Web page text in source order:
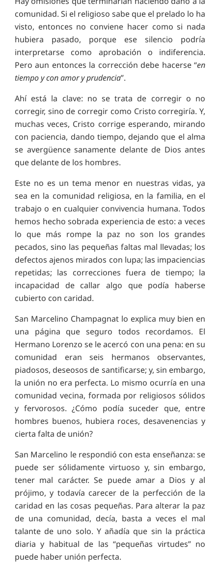
comunidad. Si el religioso sabe que el prelado lo ha
visto, entonces no conviene hacer como si nada
hubiera pasado, porque ese silencio podría
interpretarse como aprobación o indiferencia.
Pero aun entonces la corrección debe hacerse “en
tiempo y con amor y prudencia”.
Ahí está la clave: no se trata de corregir o no
corregir, sino de corregir como Cristo corregiría. Y,
muchas veces, Cristo corrige esperando, mirando
con paciencia, dando tiempo, dejando que el alma
se avergüence sanamente delante de Dios antes
que delante de los hombres.
Este no es un tema menor en nuestras vidas, ya
sea en la comunidad religiosa, en la familia, en el
trabajo o en cualquier convivencia humana. Todos
hemos hecho sobrada experiencia de esto: a veces
lo que más rompe la paz no son los grandes
pecados, sino las pequeñas faltas mal llevadas; los
defectos ajenos mirados con lupa; las impaciencias
repetidas; las correcciones fuera de tiempo; la
incapacidad de callar algo que podía haberse
cubierto con caridad.
San Marcelino Champagnat lo explica muy bien en
una página que seguro todos recordamos. El
Hermano Lorenzo se le acercó con una pena: en su
comunidad eran seis hermanos observantes,
piadosos, deseosos de santificarse; y, sin embargo,
la unión no era perfecta. Lo mismo ocurría en una
comunidad vecina, formada por religiosos sólidos
y fervorosos. ¿Cómo podía suceder que, entre
hombres buenos, hubiera roces, desavenencias y
cierta falta de unión?
San Marcelino le respondió con esta enseñanza: se
puede ser sólidamente virtuoso y, sin embargo,
tener mal carácter. Se puede amar a Dios y al
prójimo, y todavía carecer de la perfección de la
caridad en las cosas pequeñas. Para alterar la paz
de una comunidad, decía, basta a veces el mal
talante de uno solo. Y añadía que sin la práctica
diaria y habitual de las “pequeñas virtudes” no
puede haber unión perfecta.